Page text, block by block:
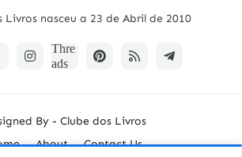
Livros nasceu a 23 de Abril de 2010
By - Clube dos Livros
About Contact Us